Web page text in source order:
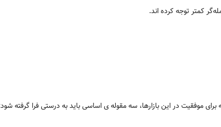
برای موفقیت در این بازارها، سه مقوله ی اساسی باید به درستی فرا گرفته